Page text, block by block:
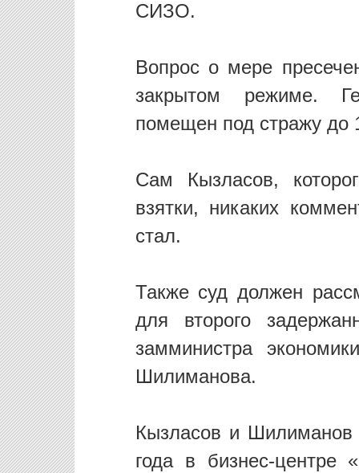
СИЗО.
Вопрос о мере
закрытом режиме.
помещен под стражу до
Сам Кызласов,
взятки, никаких
стал.
Также суд должен
для второго
замминистра
Шилиманова.
Кызласов и
года в бизнес-центре